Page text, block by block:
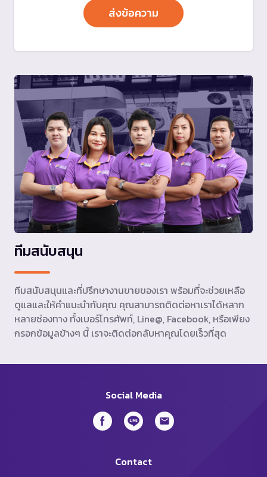
ทีมสนับสนุน
ทีมสนับสนุนและที่ปรึกษางานขายของเรา พร้อมที่จะช่วยเหลือ
ดูแลและให้คำแนะนำกับคุณ คุณสามารถติดต่อหาเราได้หลาก
หลายช่องทาง ทั้งเบอร์โทรศัพท์, Line@, Facebook, หรือเพียง
กรอกข้อมูลข้างๆ นี้ เราจะติดต่อกลับหาคุณโดยเร็วที่สุด
Social Media
Contact